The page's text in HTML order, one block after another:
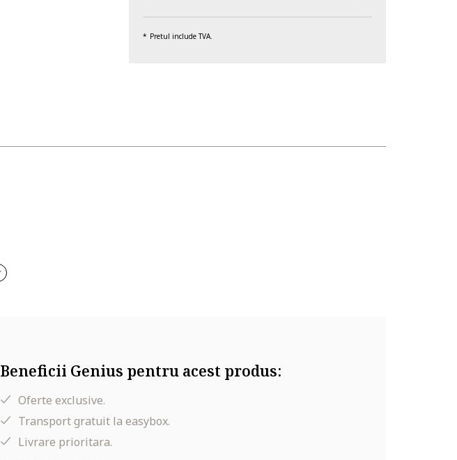
Pretul include TVA.
Beneficii Genius pentru acest produs:
Oferte exclusive.
Transport gratuit la easybox.
Livrare prioritara.